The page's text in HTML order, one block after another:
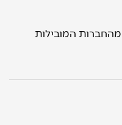
המובילות